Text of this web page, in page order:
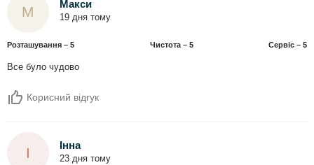
М Макси
19 дня тому
Розташування – 5 Чистота – 5 Сервіс – 5
Все було чудово
Корисний відгук
І Інна
23 дня тому